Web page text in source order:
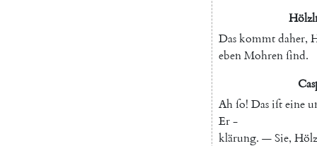
Daskommtdaher,
ebenMohrenſind.
Ahſo! Dasiſteine
Er-
klärung. —Sie,